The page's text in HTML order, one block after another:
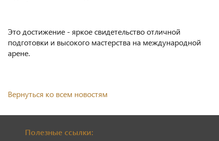
Это достижение - яркое свидетельство отличной
подготовки и высокого мастерства на международной
арене.
Вернуться ко всем новостям
Полезные ссылки: